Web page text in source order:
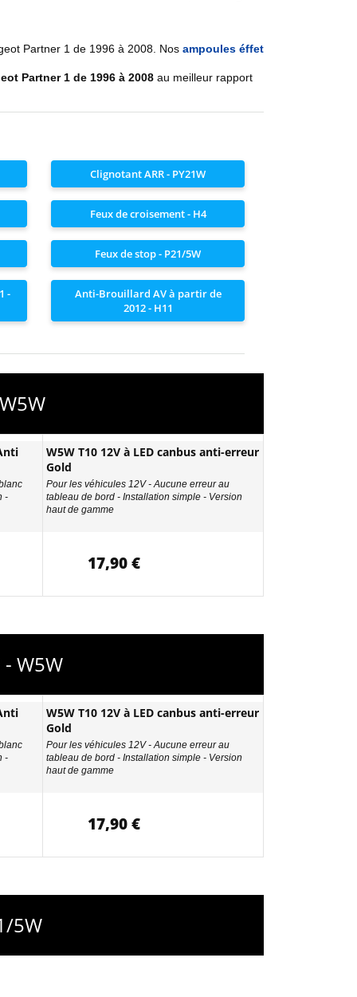
Partner 1 de 1996 à 2008 . Nos ampoules éffet
Partner 1 de 1996 à 2008 au meilleur rapport
Clignotant ARR - PY21W
Feux de croisement - H4
Feux de stop - P21/5W
-
Anti-Brouillard AV à partir de
2012 - H11
-
W5W T10 12V à LED canbus anti-erreur
Gold
Pour les véhicules 12V - Aucune erreur au
tableau de bord - Installation simple - Version
haut de gamme
17,90 €
W5W
-
W5W T10 12V à LED canbus anti-erreur
Gold
Pour les véhicules 12V - Aucune erreur au
tableau de bord - Installation simple - Version
haut de gamme
17,90 €
5W